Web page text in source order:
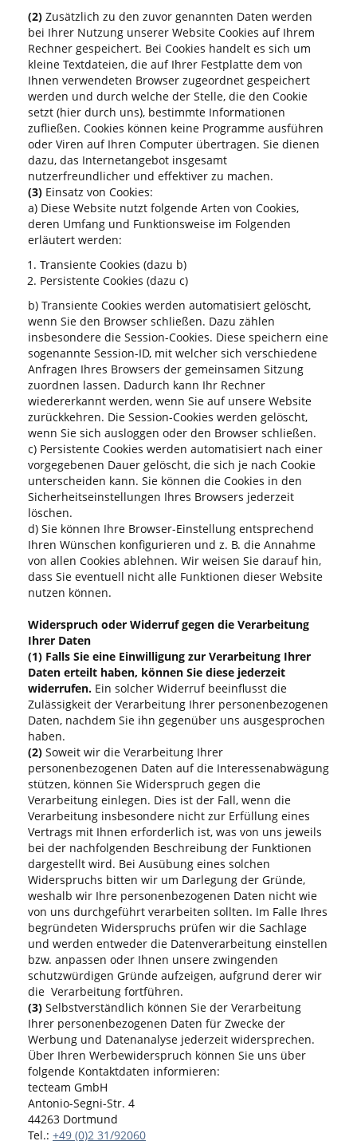
(2) Zusätzlich zu den zuvor genannten Daten werden
bei Ihrer Nutzung unserer Website Cookies auf Ihrem
Rechner gespeichert. Bei Cookies handelt es sich um
kleine Textdateien, die auf Ihrer Festplatte dem von
Ihnen verwendeten Browser zugeordnet gespeichert
werden und durch welche der Stelle, die den Cookie
setzt (hier durch uns), bestimmte Informationen
zufließen. Cookies können keine Programme ausführen
oder Viren auf Ihren Computer übertragen. Sie dienen
dazu, das Internetangebot insgesamt
nutzerfreundlicher und effektiver zu machen.
(3) Einsatz von Cookies:
a) Diese Website nutzt folgende Arten von Cookies,
deren Umfang und Funktionsweise im Folgenden
erläutert werden:
Transiente Cookies (dazu b)
Persistente Cookies (dazu c)
b) Transiente Cookies werden automatisiert gelöscht,
wenn Sie den Browser schließen. Dazu zählen
insbesondere die Session-Cookies. Diese speichern eine
sogenannte Session-ID, mit welcher sich verschiedene
Anfragen Ihres Browsers der gemeinsamen Sitzung
zuordnen lassen. Dadurch kann Ihr Rechner
wiedererkannt werden, wenn Sie auf unsere Website
zurückkehren. Die Session-Cookies werden gelöscht,
wenn Sie sich ausloggen oder den Browser schließen.
c) Persistente Cookies werden automatisiert nach einer
vorgegebenen Dauer gelöscht, die sich je nach Cookie
unterscheiden kann. Sie können die Cookies in den
Sicherheitseinstellungen Ihres Browsers jederzeit
löschen.
d) Sie können Ihre Browser-Einstellung entsprechend
Ihren Wünschen konfigurieren und z. B. die Annahme
von allen Cookies ablehnen. Wir weisen Sie darauf hin,
dass Sie eventuell nicht alle Funktionen dieser Website
nutzen können.
Widerspruch oder Widerruf gegen die Verarbeitung
Ihrer Daten
(1) Falls Sie eine Einwilligung zur Verarbeitung Ihrer
Daten erteilt haben, können Sie diese jederzeit
widerrufen. Ein solcher Widerruf beeinflusst die
Zulässigkeit der Verarbeitung Ihrer personenbezogenen
Daten, nachdem Sie ihn gegenüber uns ausgesprochen
haben.
(2) Soweit wir die Verarbeitung Ihrer
personenbezogenen Daten auf die Interessenabwägung
stützen, können Sie Widerspruch gegen die
Verarbeitung einlegen. Dies ist der Fall, wenn die
Verarbeitung insbesondere nicht zur Erfüllung eines
Vertrags mit Ihnen erforderlich ist, was von uns jeweils
bei der nachfolgenden Beschreibung der Funktionen
dargestellt wird. Bei Ausübung eines solchen
Widerspruchs bitten wir um Darlegung der Gründe,
weshalb wir Ihre personenbezogenen Daten nicht wie
von uns durchgeführt verarbeiten sollten. Im Falle Ihres
begründeten Widerspruchs prüfen wir die Sachlage
und werden entweder die Datenverarbeitung einstellen
bzw. anpassen oder Ihnen unsere zwingenden
schutzwürdigen Gründe aufzeigen, aufgrund derer wir
die Verarbeitung fortführen.
(3) Selbstverständlich können Sie der Verarbeitung
Ihrer personenbezogenen Daten für Zwecke der
Werbung und Datenanalyse jederzeit widersprechen.
Über Ihren Werbewiderspruch können Sie uns über
folgende Kontaktdaten informieren:
tecteam GmbH
Antonio-Segni-Str. 4
44263 Dortmund
Tel.: +49 (0)2 31/92060